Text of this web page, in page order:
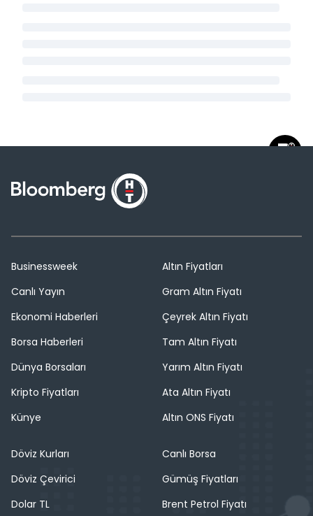
Businessweek
Canlı Yayın
Ekonomi Haberleri
Borsa Haberleri
Dünya Borsaları
Kripto Fiyatları
Künye
Altın Fiyatları
Gram Altın Fiyatı
Çeyrek Altın Fiyatı
Tam Altın Fiyatı
Yarım Altın Fiyatı
Ata Altın Fiyatı
Altın ONS Fiyatı
Döviz Kurları
Döviz Çevirici
Dolar TL
Canlı Borsa
Gümüş Fiyatları
Brent Petrol Fiyatı